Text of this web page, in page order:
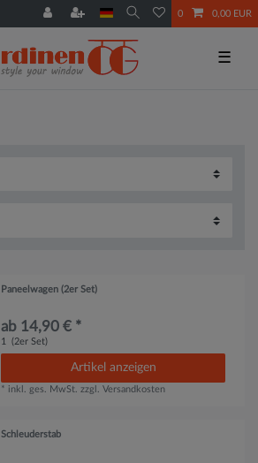
0 0,00 EUR
☰
Paneelwagen (2er Set)
ab 14,90 € *
1 (2er Set)
Artikel anzeigen
* inkl. ges. MwSt. zzgl.Versandkosten
Schleuderstab